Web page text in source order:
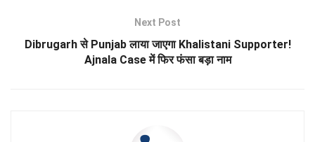
Next Post
Dibrugarh से Punjab लाया जाएगा Khalistani Supporter!
Ajnala Case में फिर फंसा बड़ा नाम